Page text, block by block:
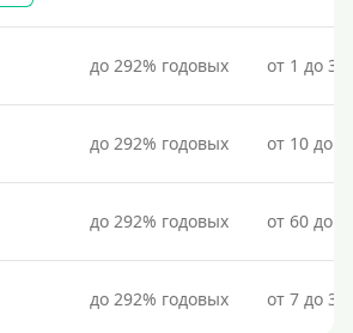
до 292% годовых от 1 до
до 292% годовых от 10 до
до 292% годовых от 60 до
до 292% годовых от 7 до